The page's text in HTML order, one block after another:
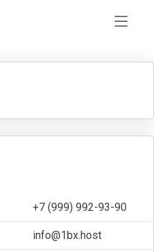
+7 (999) 992-93-90
info@1bx.host